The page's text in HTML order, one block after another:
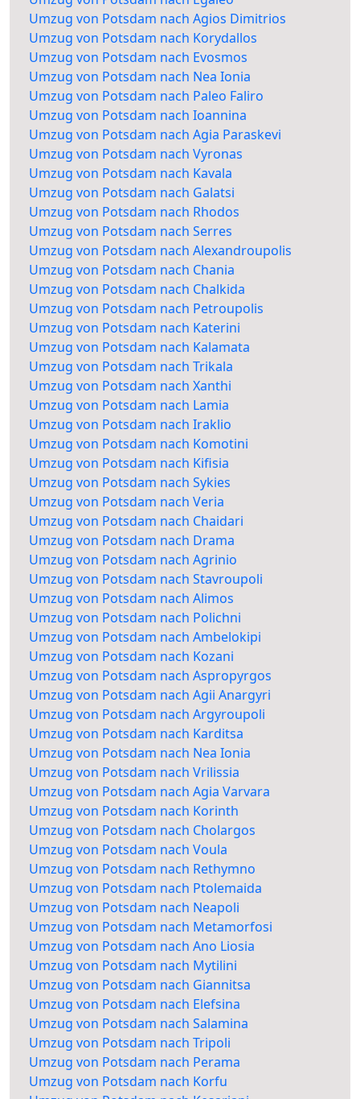
Umzug von Potsdam nach Agios Dimitrios
Umzug von Potsdam nach Korydallos
Umzug von Potsdam nach Evosmos
Umzug von Potsdam nach Nea Ionia
Umzug von Potsdam nach Paleo Faliro
Umzug von Potsdam nach Ioannina
Umzug von Potsdam nach Agia Paraskevi
Umzug von Potsdam nach Vyronas
Umzug von Potsdam nach Kavala
Umzug von Potsdam nach Galatsi
Umzug von Potsdam nach Rhodos
Umzug von Potsdam nach Serres
Umzug von Potsdam nach Alexandroupolis
Umzug von Potsdam nach Chania
Umzug von Potsdam nach Chalkida
Umzug von Potsdam nach Petroupolis
Umzug von Potsdam nach Katerini
Umzug von Potsdam nach Kalamata
Umzug von Potsdam nach Trikala
Umzug von Potsdam nach Xanthi
Umzug von Potsdam nach Lamia
Umzug von Potsdam nach Iraklio
Umzug von Potsdam nach Komotini
Umzug von Potsdam nach Kifisia
Umzug von Potsdam nach Sykies
Umzug von Potsdam nach Veria
Umzug von Potsdam nach Chaidari
Umzug von Potsdam nach Drama
Umzug von Potsdam nach Agrinio
Umzug von Potsdam nach Stavroupoli
Umzug von Potsdam nach Alimos
Umzug von Potsdam nach Polichni
Umzug von Potsdam nach Ambelokipi
Umzug von Potsdam nach Kozani
Umzug von Potsdam nach Aspropyrgos
Umzug von Potsdam nach Agii Anargyri
Umzug von Potsdam nach Argyroupoli
Umzug von Potsdam nach Karditsa
Umzug von Potsdam nach Nea Ionia
Umzug von Potsdam nach Vrilissia
Umzug von Potsdam nach Agia Varvara
Umzug von Potsdam nach Korinth
Umzug von Potsdam nach Cholargos
Umzug von Potsdam nach Voula
Umzug von Potsdam nach Rethymno
Umzug von Potsdam nach Ptolemaida
Umzug von Potsdam nach Neapoli
Umzug von Potsdam nach Metamorfosi
Umzug von Potsdam nach Ano Liosia
Umzug von Potsdam nach Mytilini
Umzug von Potsdam nach Giannitsa
Umzug von Potsdam nach Elefsina
Umzug von Potsdam nach Salamina
Umzug von Potsdam nach Tripoli
Umzug von Potsdam nach Perama
Umzug von Potsdam nach Korfu